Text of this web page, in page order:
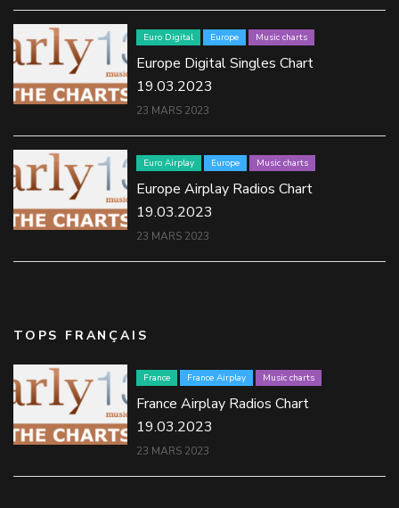
Euro Digital Europe Music charts
Europe Digital Singles Chart
19.03.2023
23 MARS 2023
Euro Airplay Europe Music charts
Europe Airplay Radios Chart
19.03.2023
23 MARS 2023
TOPS FRANÇAIS
France France Airplay Music charts
France Airplay Radios Chart
19.03.2023
23 MARS 2023